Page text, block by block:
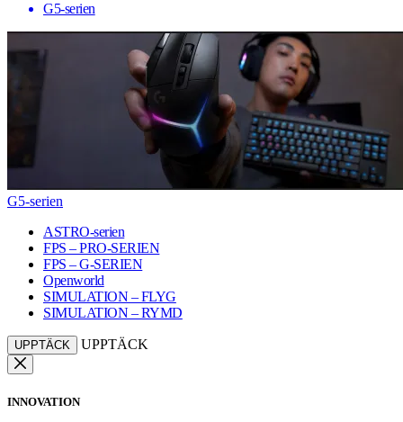
G5-serien
G5-serien
ASTRO-serien
FPS – PRO-SERIEN
FPS – G-SERIEN
Openworld
SIMULATION – FLYG
SIMULATION – RYMD
UPPTÄCK UPPTÄCK
INNOVATION